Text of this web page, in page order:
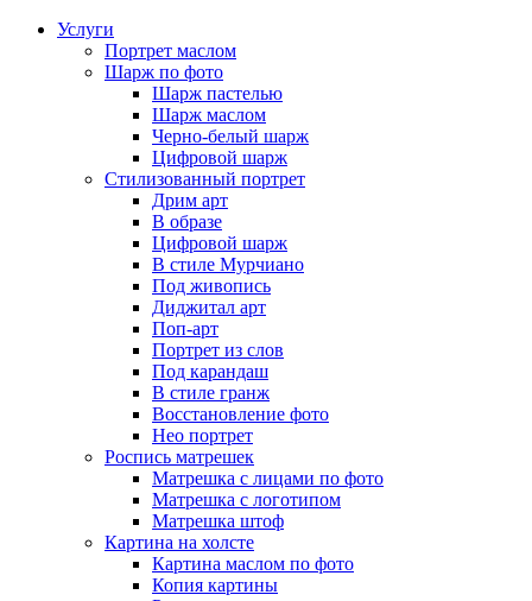
Услуги
Портрет маслом
Шарж по фото
Шарж пастелью
Шарж маслом
Черно-белый шарж
Цифровой шарж
Стилизованный портрет
Дрим арт
В образе
Цифровой шарж
В стиле Мурчиано
Под живопись
Диджитал арт
Поп-арт
Портрет из слов
Под карандаш
В стиле гранж
Восстановление фото
Нео портрет
Роспись матрешек
Матрешка с лицами по фото
Матрешка с логотипом
Матрешка штоф
Картина на холсте
Картина маслом по фото
Копия картины